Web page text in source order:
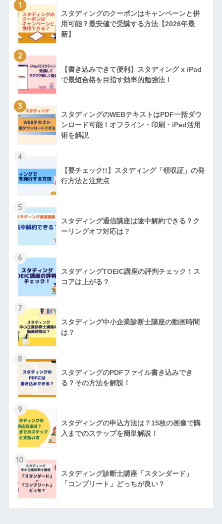
1
スタディングのクーポンはキャンペーンと併
用可能？最安値で受講する方法【2026年最
新】
2
【書き込みできて便利】スタディング x iPad
で最短合格を目指す効率的勉強法！
3
スタディングのWEBテキストはPDF一括ダウ
ンロード可能！オフライン・印刷・iPad活用
術を解説
4
【要チェック!!】スタディング「領収証」の発
行方法と注意点
5
スタディング通信講座は途中解約できる？ク
ーリングオフ対応は？
6
スタディングTOEIC講座の評判チェック！ス
コアは上がる？
7
スタディング中小企業診断士講座の動画時間
は？
8
スタディングのPDFファイル書き込みでき
る？その方法を解説！
9
スタディングの申込方法は？15枚の画像で購
入までのステップを簡単解説！
10
スタディング診断士講座「スタンダード」
「コンプリート」どっちが良い？